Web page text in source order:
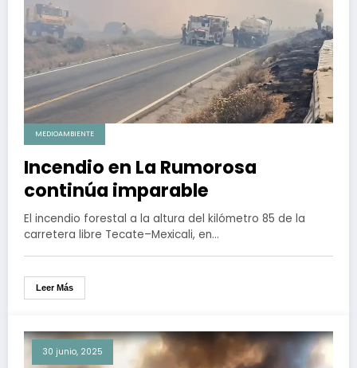
MEDIOAMBIENTE
Incendio en La Rumorosa
continúa imparable
El incendio forestal a la altura del kilómetro 85 de la
carretera libre Tecate–Mexicali, en…
Leer Más
30 junio, 2025